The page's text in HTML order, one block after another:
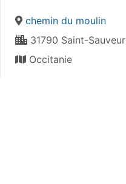
chemin du moulin
31790 Saint-Sauveur
Occitanie